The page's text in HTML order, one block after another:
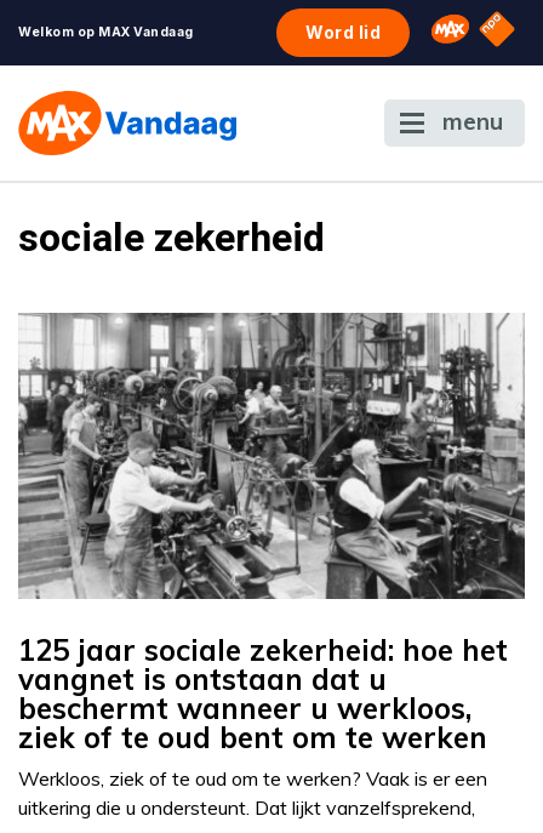
Welkom op MAX Vandaag Word lid Omroep
NPO
menu
sociale zekerheid
125 jaar sociale zekerheid: hoe het
vangnet is ontstaan dat u
beschermt wanneer u werkloos,
ziek of te oud bent om te werken
Werkloos, ziek of te oud om te werken? Vaak is er een
uitkering die u ondersteunt. Dat lijkt vanzelfsprekend,